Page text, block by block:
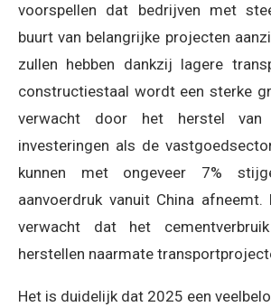
voorspellen dat bedrijven met
buurt van belangrijke projecten
zullen hebben dankzij lagere
constructiestaal wordt een sterke
verwacht door het herstel van
investeringen als de
kunnen met ongeveer 7%
aanvoerdruk vanuit China
verwacht dat het
herstellen naarmate
Het is duidelijk dat 2025 een